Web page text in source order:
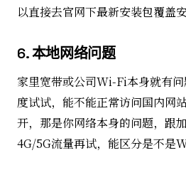
以直接去官网下最新安装包覆盖安
6. 本地网络问题
家里宽带或公司Wi-Fi本身就有
度试试，能不能正常访问国内网
开，那是你网络本身的问题，跟
4G/5G流量再试，能区分是不是